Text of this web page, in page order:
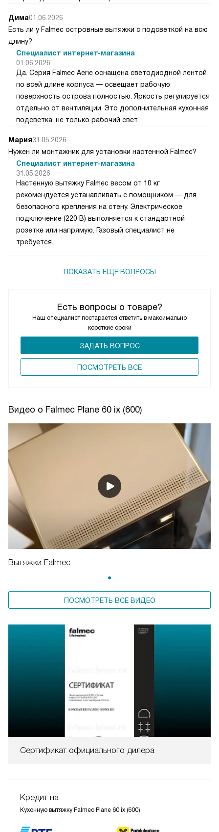
Есть вопросы о товаре?
Наш специалист постарается ответить в максимально
короткие сроки
ЗАДАТЬ ВОПРОС
ПОCМОТРЕТЬ ВСЕ
Дима01.06.2026
Есть ли у Falmec островные вытяжки с подсветкой на всю
длину?
Специалист интернет-магазина
01.06.2026
Да. Серия Falmec Aerie оснащена светодиодной лентой
по всей длине корпуса — освещает рабочую
поверхность острова полностью. Яркость регулируется
отдельно от вентиляции. Это дополнительная кухонная
подсветка, не только рабочий свет.
Мария31.05.2026
Нужен ли монтажник для установки настенной Falmec?
Специалист интернет-магазина
31.05.2026
Настенную вытяжку Falmec весом от 10 кг
рекомендуется устанавливать с помощником — для
безопасного крепления на стену. Электрическое
подключение (220 В) выполняется к стандартной
розетке или напрямую. Газовый специалист не
требуется.
ПОКАЗАТЬ ЕЩЁ ВОПРОСЫ
Видео о Falmec Plane 60 ix (600)
Вытяжки Falmec
ПОСМОТРЕТЬ ВСЕ ВИДЕО
Сертификат официального дилера
Кредит на
Кухонную вытяжку Falmec Plane 60 ix (600)